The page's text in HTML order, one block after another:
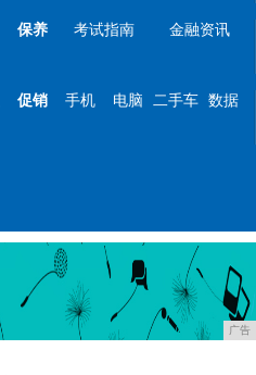
保养 考试指南 金融资讯
促销 手机 电脑 二手车 数据
广告